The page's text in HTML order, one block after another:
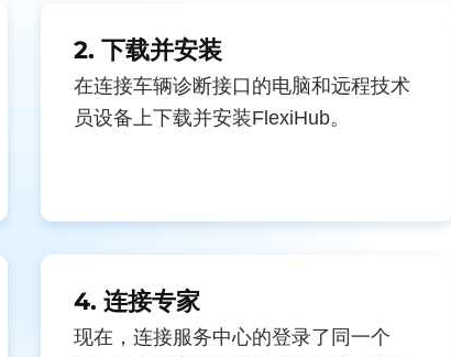
2. 下载并安装
在连接车辆诊断接口的电脑和远程技术
员设备上下载并安装FlexiHub。
4. 连接专家
现在，连接服务中心的登录了同一个